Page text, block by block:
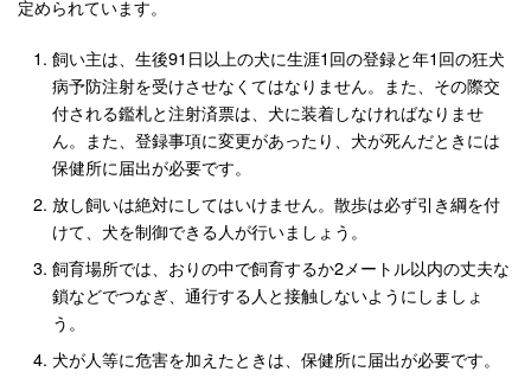
定められています。
飼い主は、生後91日以上の犬に生涯1回の登録と年1回の狂犬
病予防注射を受けさせなくてはなりません。また、その際交
付される鑑札と注射済票は、犬に装着しなければなりませ
ん。また、登録事項に変更があったり、犬が死んだときには
保健所に届出が必要です。
放し飼いは絶対にしてはいけません。散歩は必ず引き綱を付
けて、犬を制御できる人が行いましょう。
飼育場所では、おりの中で飼育するか2メートル以内の丈夫な
鎖などでつなぎ、通行する人と接触しないようにしましょ
う。
犬が人等に危害を加えたときは、保健所に届出が必要です。